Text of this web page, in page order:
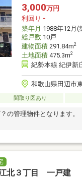
3,000万円
利回り -
築年月 1988年12月(
総戸数10戸
建物面積291.84m2
土地面積475.3m2
紀勢本線 紀伊新
和歌山県田辺市
間取り図あり
の管理物件となります。
北３丁目 一戸建